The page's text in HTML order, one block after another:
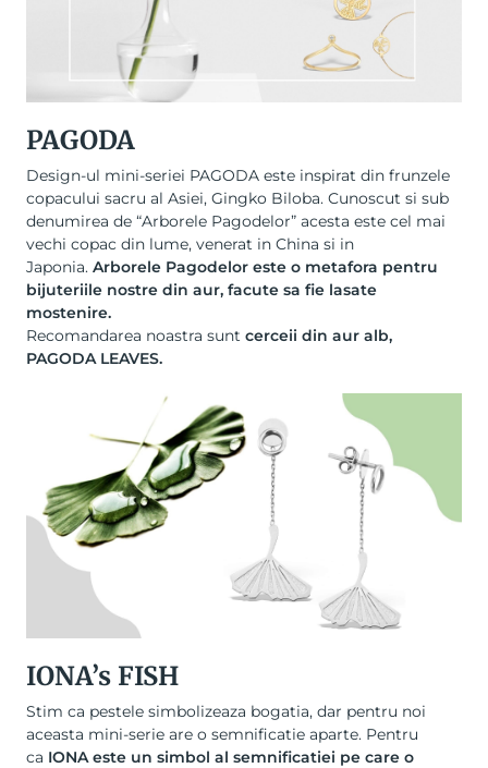
PAGODA
Design-ul mini-seriei PAGODA este inspirat din frunzele
copacului sacru al Asiei, Gingko Biloba. Cunoscut si sub
denumirea de “Arborele Pagodelor” acesta este cel mai
vechi copac din lume, venerat in China si in
Japonia. Arborele Pagodelor este o metafora pentru
bijuteriile nostre din aur, facute sa fie lasate
mostenire.
Recomandarea noastra sunt cerceii din aur alb,
PAGODA LEAVES.
IONA’s FISH
Stim ca pestele simbolizeaza bogatia, dar pentru noi
aceasta mini-serie are o semnificatie aparte. Pentru
ca IONA este un simbol al semnificatiei pe care o